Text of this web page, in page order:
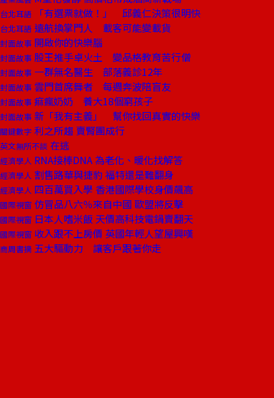
台北耳語 「有選票就做！」 邱義仁決策很明快
台北耳語 遠航換掌門人 載客可能變載貨
封面故事 開啟你的快樂腦
封面故事 股王推手卓火土 變品格教育苦行僧
封面故事 一群無名醫生 部落義診12年
封面故事 雲門首席舞者 每週奔波陪盲友
封面故事 痲瘋奶奶 養大18個窮孩子
封面故事 新「我有主義」 幫你找回真實的快樂
關鍵數字 利之所趨 賣腎團成行
英文無所不談 在逃
經濟學人 RNA接棒DNA 為老化、暖化找解答
經濟學人 割售路華與捷豹 福特還是難翻身
經濟學人 四百萬買入學 香港國際學校身價飆高
國際視窗 仿冒品八六％來自中國 歐盟將反擊
國際視窗 日本人嗜米飯 天價高科技電鍋賣翻天
國際視窗 收入跟不上房價 英國年輕人望屋興嘆
商周書摘 五大驅動力 讓客戶跟著你走